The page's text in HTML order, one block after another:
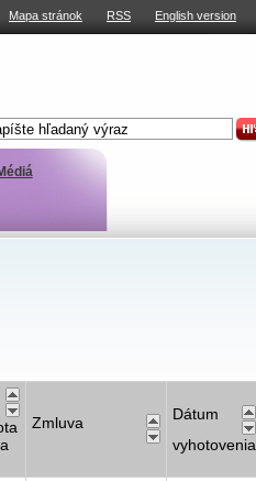
Mapa stránok RSS English version
Zmluva
Dátum
vyhotovenia